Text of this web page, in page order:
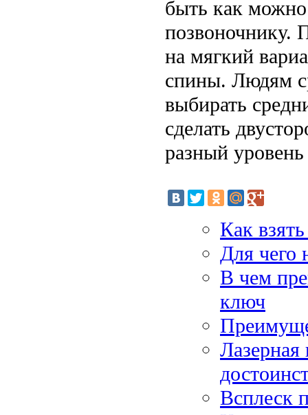
быть как
позвоночнику.
на мягкий
спины. Людям
выбирать
сделать
разный
Как
Для чего
В чем
ключ
Всплеск